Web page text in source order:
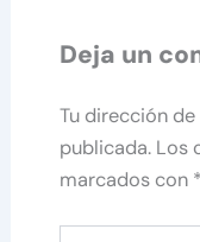
Deja un
Tu dirección
publicada. Los
marcados con *